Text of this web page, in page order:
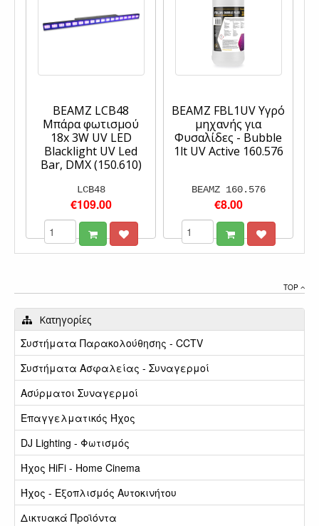
BEAMZ LCB48
Μπάρα φωτισμού
18x 3W UV LED
Blacklight UV Led
Bar, DMX (150.610)
LCB48
€109.00
BEAMZ FBL1UV Υγρό
μηχανής για
Φυσαλίδες - Bubble
1lt UV Active 160.576
BEAMZ 160.576
€8.00
TOP
Κατηγορίες
Συστήματα Παρακολούθησης - CCTV
Συστήματα Ασφαλείας - Συναγερμοί
Ασύρματοι Συναγερμοί
Επαγγελματικός Ήχος
DJ Lighting - Φωτισμός
Ήχος HiFi - Home Cinema
Ήχος - Εξοπλισμός Αυτοκινήτου
Δικτυακά Προϊόντα